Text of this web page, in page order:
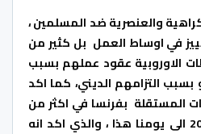
والعنصرية ضد المسلمين ،
في اوساط العمل بل كثير من
الاوروبية عقود عملهم بسبب
بسبب التزامهم الديني، كما اكد
المستقلة بفرنسا في اكثر من
تقرير من احداث سنة 2001 الى يومنا هذا ، والذي اكد انه